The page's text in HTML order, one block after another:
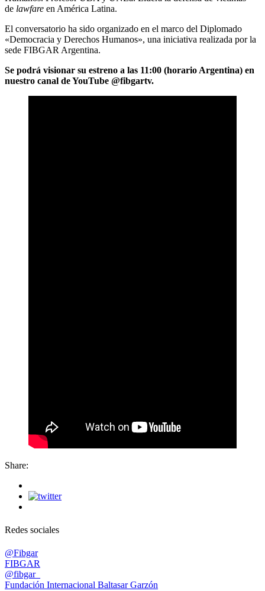
de lawfare en América Latina.
El conversatorio ha sido organizado en el marco del Diplomado
«Democracia y Derechos Humanos», una iniciativa realizada por la
sede FIBGAR Argentina.
Se podrá visionar su estreno a las 11:00 (horario Argentina) en
nuestro canal de YouTube @fibgartv.
Share:
Redes sociales
@Fibgar
FIBGAR
@fibgar_
Fundación Internacional Baltasar Garzón